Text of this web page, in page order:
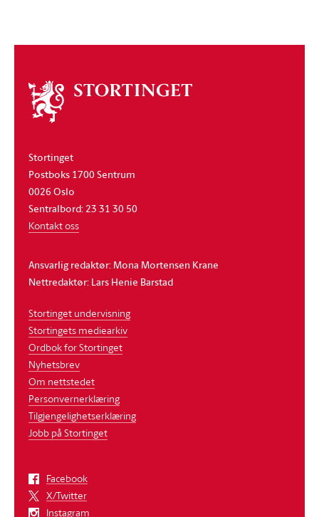
Om
stortinget
Stortinget
Postboks 1700 Sentrum
0026 Oslo
Sentralbord: 23 31 30 50
Kontakt oss
Ansvarlig redaktør: Mona Mortensen Krane
Nettredaktør: Lars Henie Barstad
Stortinget undervisning
Stortingets mediearkiv
Ordbok for Stortinget
Nyhetsbrev
Om nettstedet
Personvernerklæring
Tilgjengelighetserklæring
Jobb på Stortinget
Facebook
X/Twitter
Instagram